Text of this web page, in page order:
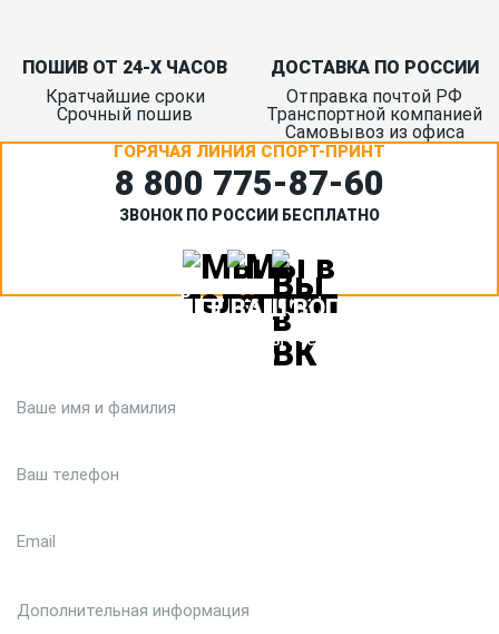
ПОШИВ ОТ 24-Х ЧАСОВ
Кратчайшие сроки
Срочный пошив
ДОСТАВКА ПО РОССИИ
Отправка почтой РФ
Транспортной компанией
Самовывоз из офиса
ГОРЯЧАЯ ЛИНИЯ СПОРТ-ПРИНТ
8 800 775‑87-60
ЗВОНОК ПО РОССИИ БЕСПЛАТНО
ЗАДАЙТЕ ВАШ ВОПРОС
Или кратко опишите ситуацию. Мы очень быстро свяжемся с
вами :)